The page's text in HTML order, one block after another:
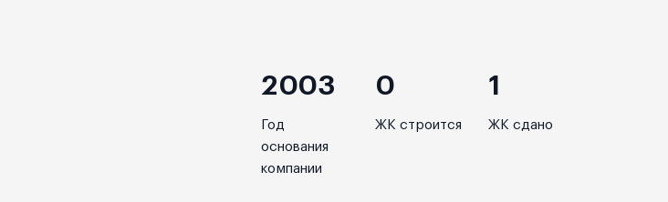
2003
Год
основания
компании
0
ЖК строится
1
ЖК сдано